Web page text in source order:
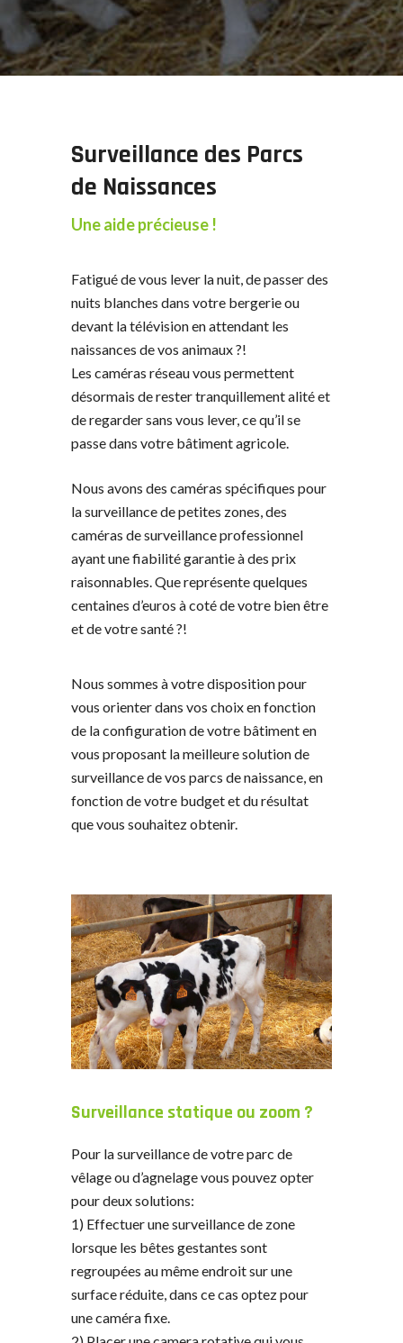
Surveillance des Parcs
de Naissances
Une aide précieuse !
Fatigué de vous lever la nuit, de passer des
nuits blanches dans votre bergerie ou
devant la télévision en attendant les
naissances de vos animaux ?!
Les caméras réseau vous permettent
désormais de rester tranquillement alité et
de regarder sans vous lever, ce qu’il se
passe dans votre bâtiment agricole.
Nous avons des caméras spécifiques pour
la surveillance de petites zones, des
caméras de surveillance professionnel
ayant une fiabilité garantie à des prix
raisonnables. Que représente quelques
centaines d’euros à coté de votre bien être
et de votre santé ?!
Nous sommes à votre disposition pour
vous orienter dans vos choix en fonction
de la configuration de votre bâtiment en
vous proposant la meilleure solution de
surveillance de vos parcs de naissance, en
fonction de votre budget et du résultat
que vous souhaitez obtenir.
Surveillance statique ou zoom ?
Pour la surveillance de votre parc de
vêlage ou d’agnelage vous pouvez opter
pour deux solutions:
1) Effectuer une surveillance de zone
lorsque les bêtes gestantes sont
regroupées au même endroit sur une
surface réduite, dans ce cas optez pour
une caméra fixe.